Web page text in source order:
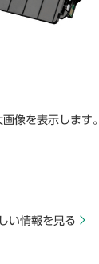
像を表示します。
い情報を見る